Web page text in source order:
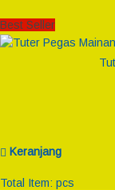
Best Seller
Keranjang
Total Item: pcs